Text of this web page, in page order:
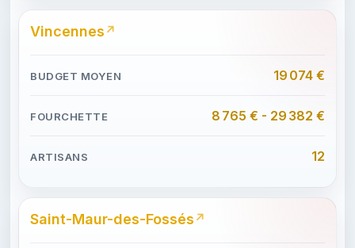
Vincennes
19 074 €
8 765 € - 29 382 €
12
Saint-Maur-des-Fossés